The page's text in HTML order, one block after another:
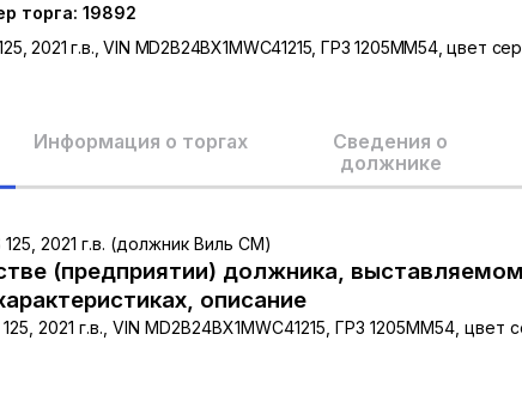
торга: 19892
2021 г.в., VIN MD2B24BX1MWC41215, ГРЗ 1205ММ54, цвет
Информация о торгах
Сведения о
должнике
2021 г.в. (должник Виль СМ)
(предприятии) должника,
описание
2021 г.в., VIN MD2B24BX1MWC41215, ГРЗ 1205ММ54, цвет